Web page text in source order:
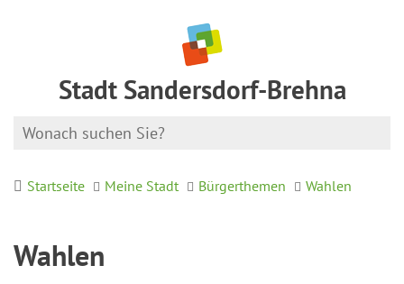
Stadt Sandersdorf-Brehna
Startseite Meine Stadt Bürgerthemen Wahlen
Wahlen